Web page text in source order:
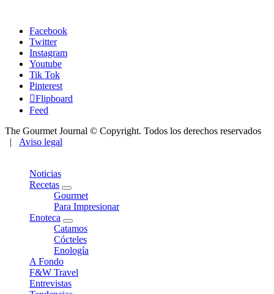
Facebook
Twitter
Instagram
Youtube
Tik Tok
Pinterest
Flipboard
Feed
The Gourmet Journal © Copyright. Todos los derechos reservados
| Aviso legal
Noticias
Recetas
expand
child
menu
Gourmet
Para Impresionar
Enoteca
expand
child
menu
Catamos
Cócteles
Enología
A Fondo
F&W Travel
Entrevistas